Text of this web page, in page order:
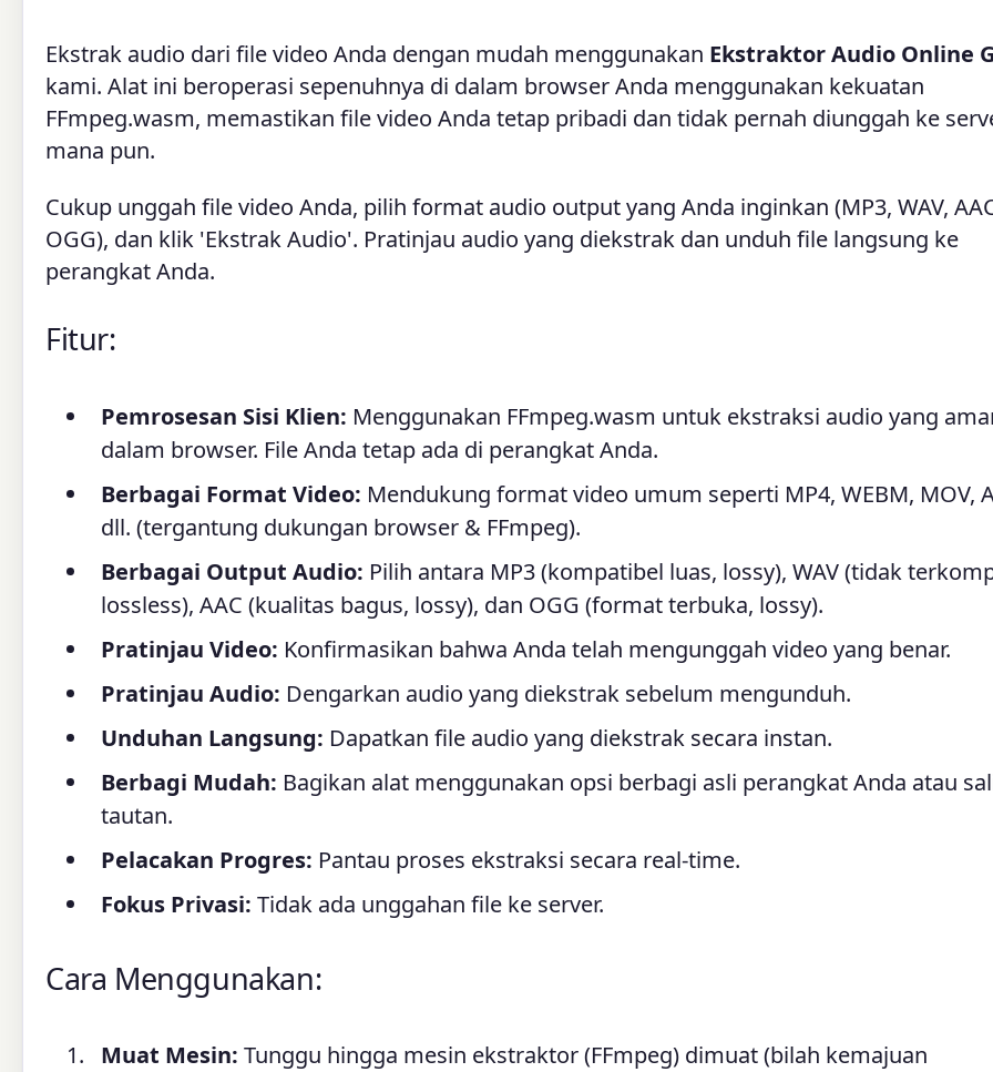
Ekstrak audio dari file video Anda dengan mudah menggunakan Ekstraktor Audio Online
kami. Alat ini beroperasi sepenuhnya di dalam browser Anda menggunakan kekuatan
FFmpeg.wasm, memastikan file video Anda tetap pribadi dan tidak pernah diunggah ke
mana pun.
Cukup unggah file video Anda, pilih format audio output yang Anda inginkan (MP3, WAV,
OGG), dan klik 'Ekstrak Audio'. Pratinjau audio yang diekstrak dan unduh file langsung ke
perangkat Anda.
Fitur:
Pemrosesan Sisi Klien: Menggunakan FFmpeg.wasm untuk ekstraksi audio yang
dalam browser. File Anda tetap ada di perangkat Anda.
Berbagai Format Video: Mendukung format video umum seperti MP4, WEBM, MOV,
dll. (tergantung dukungan browser & FFmpeg).
Berbagai Output Audio: Pilih antara MP3 (kompatibel luas, lossy), WAV (tidak
lossless), AAC (kualitas bagus, lossy), dan OGG (format terbuka, lossy).
Pratinjau Video: Konfirmasikan bahwa Anda telah mengunggah video yang benar.
Pratinjau Audio: Dengarkan audio yang diekstrak sebelum mengunduh.
Unduhan Langsung: Dapatkan file audio yang diekstrak secara instan.
Berbagi Mudah: Bagikan alat menggunakan opsi berbagi asli perangkat Anda atau
tautan.
Pelacakan Progres: Pantau proses ekstraksi secara real-time.
Fokus Privasi: Tidak ada unggahan file ke server.
Cara Menggunakan:
Muat Mesin: Tunggu hingga mesin ekstraktor (FFmpeg) dimuat (bilah kemajuan